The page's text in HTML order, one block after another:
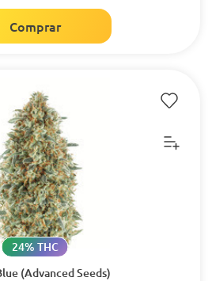
Comprar
(Advanced Seeds)
24% THC